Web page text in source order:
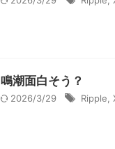
鳴潮面白そう？
2026/3/29 Ripple